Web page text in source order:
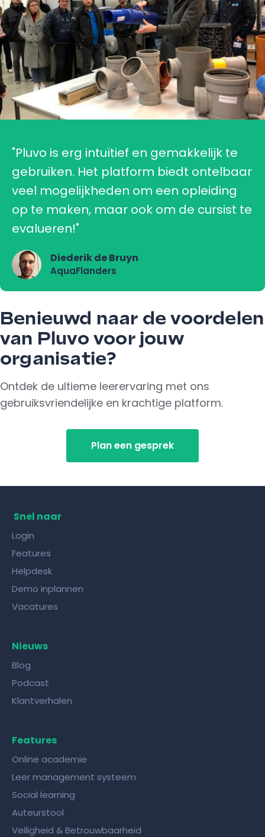
"Pluvo is erg intuïtief en gemakkelijk te
gebruiken. Het platform biedt ontelbaar
veel mogelijkheden om een opleiding
op te maken, maar ook om de cursist te
evalueren!"
Diederik de Bruyn
AquaFlanders
Benieuwd naar de voordelen
van Pluvo voor jouw
organisatie?
Ontdek de ultieme leerervaring met ons
gebruiksvriendelijke en krachtige platform.
Plan een gesprek
Snel naar
Login
Features
Helpdesk
Demo inplannen
Vacatures
Nieuws
Blog
Podcast
Klantverhalen
Features
Online academie
Leer management systeem
Social learning
Auteurstool
Veiligheid & Betrouwbaarheid